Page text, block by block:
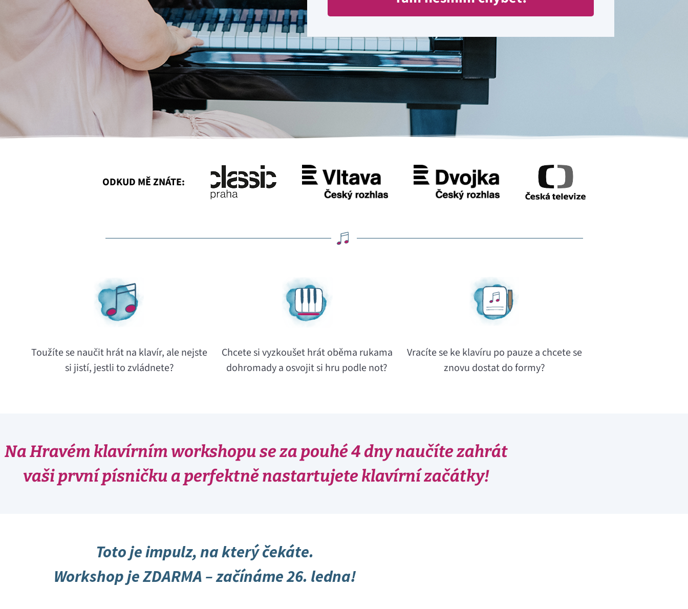
ODKUD MĚ ZNÁTE:
Toužíte se naučit hrát na klavír, ale nejste
si jistí, jestli to zvládnete?
Chcete si vyzkoušet hrát oběma rukama
dohromady a osvojit si hru podle not?
Vracíte se ke klavíru po pauze a chcete se
znovu dostat do formy?
Na Hravém klavírním workshopu se za pouhé 4 dny naučíte zahrát
vaši první písničku a perfektně nastartujete klavírní začátky!
Toto je impulz, na který čekáte.
Workshop je ZDARMA – začínáme 26. ledna!